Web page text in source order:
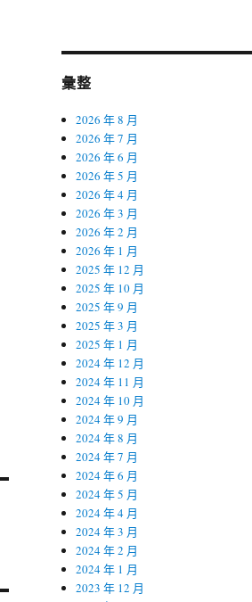
彙整
2026 年 8 月
2026 年 7 月
2026 年 6 月
2026 年 5 月
2026 年 4 月
2026 年 3 月
2026 年 2 月
2026 年 1 月
2025 年 12 月
2025 年 10 月
2025 年 9 月
2025 年 3 月
2025 年 1 月
2024 年 12 月
2024 年 11 月
2024 年 10 月
2024 年 9 月
2024 年 8 月
2024 年 7 月
2024 年 6 月
2024 年 5 月
2024 年 4 月
2024 年 3 月
2024 年 2 月
2024 年 1 月
2023 年 12 月